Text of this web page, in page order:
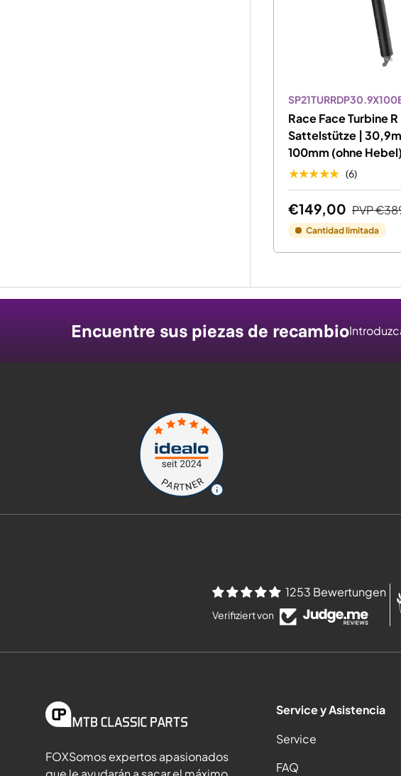
Race Face Turbine R
Sattelstütze |
100mm (ohne Hebel)
★★★★★ (6)
€149,00 PVP
Cantidad limitada
Encuentre sus piezas de recambio
1253 Bewertungen
Verifiziert von
FOXSomos expertos apasionados
Service y Asistencia
Service
FAQ